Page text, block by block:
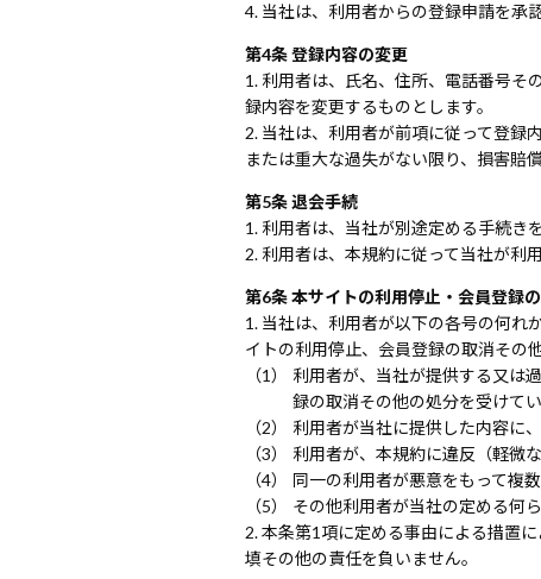
当社は、利用者からの登録申請を承
第4条 登録内容の変更
利用者は、氏名、住所、電話番号そ
録内容を変更するものとします。
当社は、利用者が前項に従って登録
または重大な過失がない限り、損害賠
第5条 退会手続
利用者は、当社が別途定める手続き
利用者は、本規約に従って当社が利
第6条 本サイトの利用停止・会員登録
当社は、利用者が以下の各号の何れ
イトの利用停止、会員登録の取消その
利用者が、当社が提供する又は
録の取消その他の処分を受けて
利用者が当社に提供した内容に
利用者が、本規約に違反（軽微
同一の利用者が悪意をもって複
その他利用者が当社の定める何
本条第1項に定める事由による措置
填その他の責任を負いません。